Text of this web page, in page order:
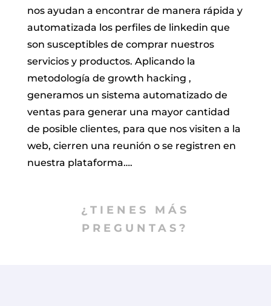
nos ayudan a encontrar de manera rápida y
automatizada los perfiles de linkedin que
son susceptibles de comprar nuestros
servicios y productos. Aplicando la
metodología de growth hacking ,
generamos un sistema automatizado de
ventas para generar una mayor cantidad
de posible clientes, para que nos visiten a la
web, cierren una reunión o se registren en
nuestra plataforma….
¿TIENES MÁS
PREGUNTAS?